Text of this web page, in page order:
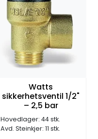
Watts
sikkerhetsventil 1/2"
– 2,5 bar
Hovedlager: 44 stk.
Avd. Steinkjer: 11 stk.